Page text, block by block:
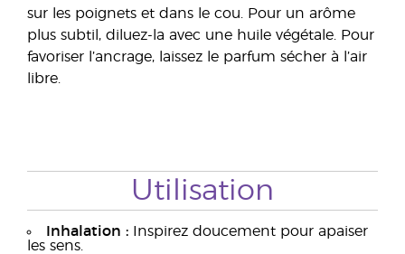
sur les poignets et dans le cou. Pour un arôme
plus subtil, diluez-la avec une huile végétale. Pour
favoriser l’ancrage, laissez le parfum sécher à l’air
libre.
Utilisation
Inhalation : Inspirez doucement pour apaiser
les sens.